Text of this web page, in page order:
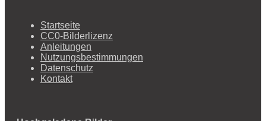
Startseite
CC0-Bilderlizenz
Anleitungen
Nutzungsbestimmungen
Datenschutz
Kontakt